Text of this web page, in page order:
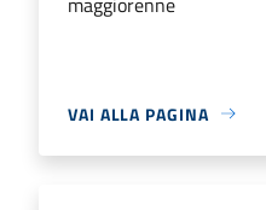
VAI ALLA PAGINA